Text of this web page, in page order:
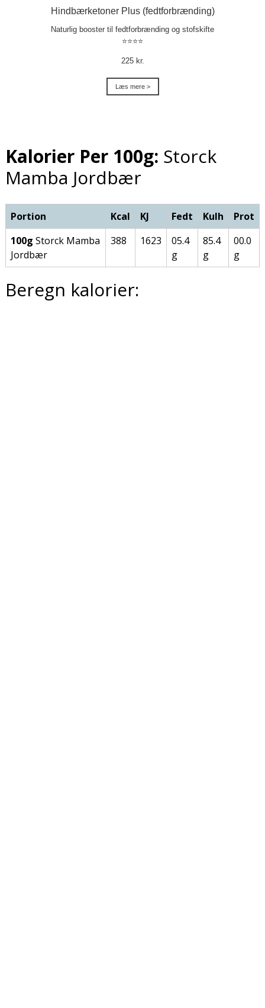
Hindbærketoner Plus (fedtforbrænding)
Naturlig booster til fedtforbrænding og stofskifte
⭐⭐⭐⭐
225 kr.
Læs mere >
Kalorier Per 100g: Storck
Mamba Jordbær
Portion Kcal KJ Fedt Kulh
Prot
100g Storck Mamba
Jordbær
388 1623
05.4
g
85.4
g
00.0
g
Beregn kalorier: